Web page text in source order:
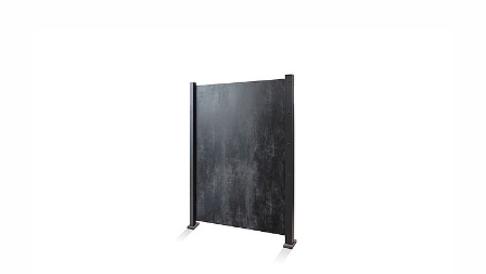
Zum Aufdübeln auf festem Mauerwerk und zum
Einbetonieren für die Sicherung in einem Betonfundament
wird ein System aus verzinktem Stahl verwendet. Auch ein
Wandanschluss ist kein Problem.